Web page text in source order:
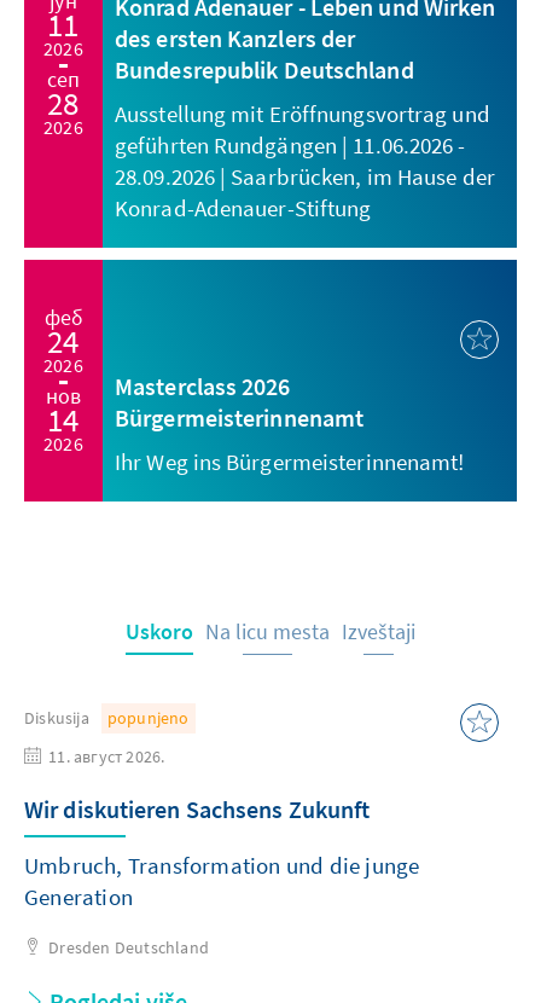
11
2026
сеп
28
2026
Konrad Adenauer - Leben und Wirken
des ersten Kanzlers der
Bundesrepublik Deutschland
Ausstellung mit Eröffnungsvortrag und
geführten Rundgängen | 11.06.2026 -
28.09.2026 | Saarbrücken, im Hause der
Konrad-Adenauer-Stiftung
феб
24
2026
нов
14
2026
Masterclass 2026
Bürgermeisterinnenamt
Ihr Weg ins Bürgermeisterinnenamt!
Uskoro Na licu mesta Izveštaji
Diskusija
popunjeno
11. август 2026.
Wir diskutieren Sachsens Zukunft
Umbruch, Transformation und die junge
Generation
Dresden Deutschland